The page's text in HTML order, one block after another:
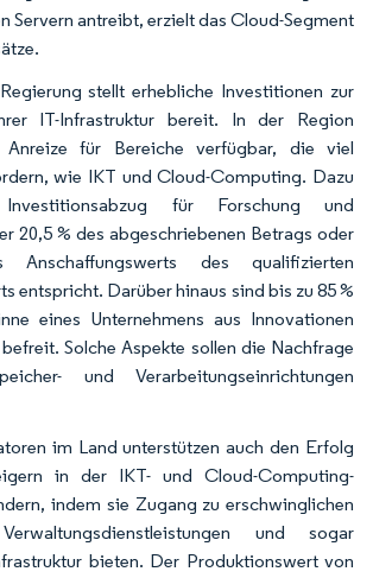
Servern antreibt, erzielt das Cloud-Segment
stellt erhebliche Investitionen zur
IT-Infrastruktur bereit. In der Region
Anreize für Bereiche verfügbar, die viel
wie IKT und Cloud-Computing. Dazu
für Forschung und
20,5 % des abgeschriebenen Betrags oder
des qualifizierten
entspricht. Darüber hinaus sind bis zu 85 %
eines Unternehmens aus Innovationen
Solche Aspekte sollen die Nachfrage
und Verarbeitungseinrichtungen
im Land unterstützen auch den Erfolg
in der IKT- und Cloud-Computing-
indem sie Zugang zu erschwinglichen
und sogar
bieten. Der Produktionswert von